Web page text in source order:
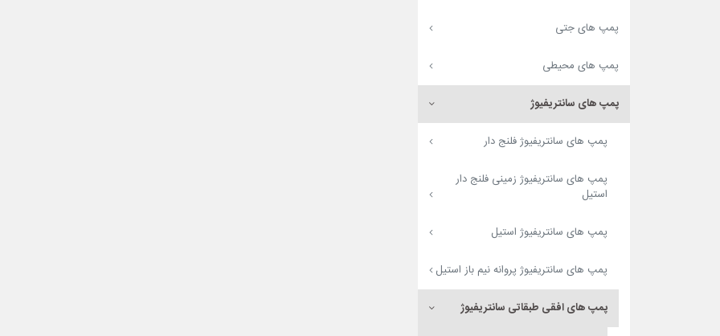
پمپ های جتی
پمپ های محیطی
پمپ های سانتریفیوژ
پمپ های سانتریفیوژ فلنج دار
پمپ های سانتریفیوژ زمینی فلنج دار
استیل
پمپ های سانتریفیوژ استیل
پمپ های سانتریفیوژ پروانه نیم باز استیل
پمپ های افقی طبقاتی سانتریفیوژ